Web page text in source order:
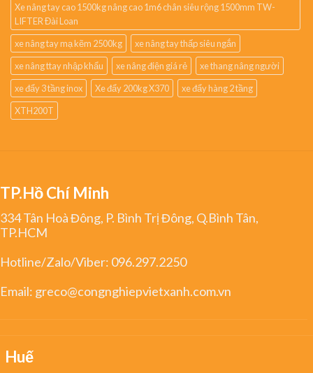
Xe nâng tay cao 1500kg nâng cao 1m6 chân siêu rộng 1500mm TW-
LIFTER Đài Loan
xe nâng tay mạ kẽm 2500kg
xe nâng tay thấp siêu ngắn
xe nâng ttay nhập khẩu
xe nâng điện giá rẻ
xe thang nâng người
xe đẩy 3 tầng inox
Xe đẩy 200kg X370
xe đẩy hàng 2 tầng
XTH200T
TP.Hồ Chí Minh
334 Tân Hoà Đông, P. Bình Trị Đông, Q.Bình Tân,
TP.HCM
Hotline/Zalo/Viber: 096.297.2250
Email: greco@congnghiepvietxanh.com.vn
Huế